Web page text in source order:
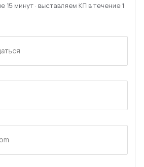
15 минут · выставляем КП в течение 1